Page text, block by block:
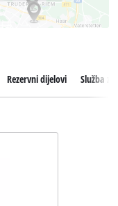
Rezervni dijelovi Služba